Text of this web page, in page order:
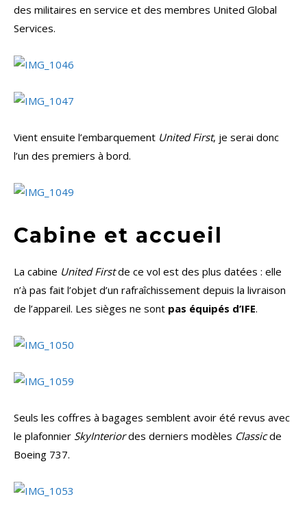
des militaires en service et des membres United Global
Services.
Vient ensuite l’embarquement United First, je serai donc
l’un des premiers à bord.
Cabine et accueil
La cabine United Firstde ce vol est des plus datées : elle
n’à pas fait l’objet d’un rafraîchissement depuis la livraison
de l’appareil. Les sièges ne sont pas équipés d’IFE.
Seuls les coffres à bagages semblent avoir été revus avec
le plafonnier SkyInteriordes derniers modèles Classicde
Boeing 737.